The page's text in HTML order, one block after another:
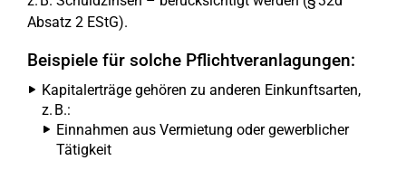
Absatz 2 EStG).
Beispiele für solche Pflichtveranlagungen:
Kapitalerträge gehören zu anderen Einkunftsarten,
z. B.:
Einnahmen aus Vermietung oder gewerblicher
Tätigkeit